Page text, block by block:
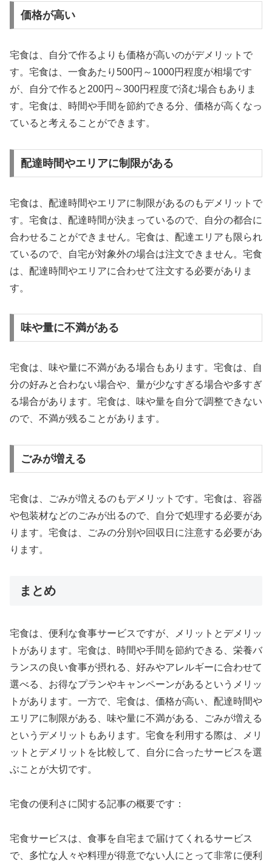
価格が高い
宅食は、自分で作るよりも価格が高いのがデメリットで
す。宅食は、一食あたり500円～1000円程度が相場です
が、自分で作ると200円～300円程度で済む場合もありま
す。宅食は、時間や手間を節約できる分、価格が高くなっ
ていると考えることができます。
配達時間やエリアに制限がある
宅食は、配達時間やエリアに制限があるのもデメリットで
す。宅食は、配達時間が決まっているので、自分の都合に
合わせることができません。宅食は、配達エリアも限られ
ているので、自宅が対象外の場合は注文できません。宅食
は、配達時間やエリアに合わせて注文する必要がありま
す。
味や量に不満がある
宅食は、味や量に不満がある場合もあります。宅食は、自
分の好みと合わない場合や、量が少なすぎる場合や多すぎ
る場合があります。宅食は、味や量を自分で調整できない
ので、不満が残ることがあります。
ごみが増える
宅食は、ごみが増えるのもデメリットです。宅食は、容器
や包装材などのごみが出るので、自分で処理する必要があ
ります。宅食は、ごみの分別や回収日に注意する必要があ
ります。
まとめ
宅食は、便利な食事サービスですが、メリットとデメリッ
トがあります。宅食は、時間や手間を節約できる、栄養バ
ランスの良い食事が摂れる、好みやアレルギーに合わせて
選べる、お得なプランやキャンペーンがあるというメリッ
トがあります。一方で、宅食は、価格が高い、配達時間や
エリアに制限がある、味や量に不満がある、ごみが増える
というデメリットもあります。宅食を利用する際は、メリ
ットとデメリットを比較して、自分に合ったサービスを選
ぶことが大切です。
宅食の便利さに関する記事の概要です：
宅食サービスは、食事を自宅まで届けてくれるサービス
で、多忙な人々や料理が得意でない人にとって非常に便利